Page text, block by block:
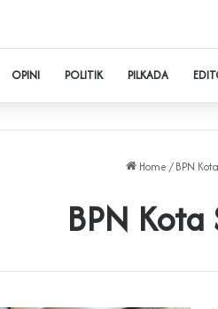
OPINI POLITIK PILKADA
Home / BPN
BPN Kota